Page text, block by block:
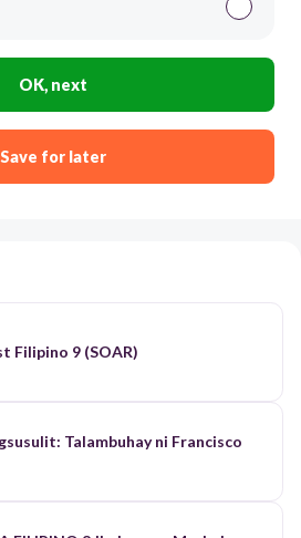
OK, next
Save for later
Filipino 9 (SOAR)
Talambuhay ni Francisco